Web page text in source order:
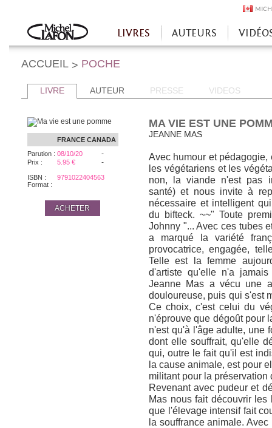
Accueil
LIVRES AUTEURS
ACCUEIL > POCHE
LIVRE AUTEUR PRESSE VIDEOS
FRANCE CANADA
Parution : 08/10/20 -
Prix : 5.95 € -
ISBN :
9791022404563
Format :
ACHETER
MA VIE EST UNE
JEANNE MAS
Avec humour et
les végétariens et les
non, la viande n'est pas
santé) et nous invite à
nécessaire et intelligent
du bifteck. ~~" Toute
Johnny "... Avec ces tubes
a marqué la variété
provocatrice, engagée,
Telle est la femme
d'artiste qu'elle n'a
Jeanne Mas a vécu une
douloureuse, puis qui s'est
Ce choix, c'est celui du
n'éprouve que dégoût pour
n'est qu'à l'âge adulte, une
dont elle souffrait, qu'elle
qui, outre le fait qu'il est
la cause animale, est pour
militant pour la préservation
Revenant avec pudeur et
Mas nous fait découvrir
que l'élevage intensif fait
la souffrance animale.